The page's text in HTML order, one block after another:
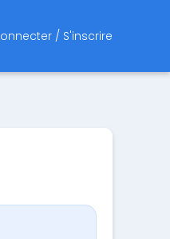
/ S'inscrire